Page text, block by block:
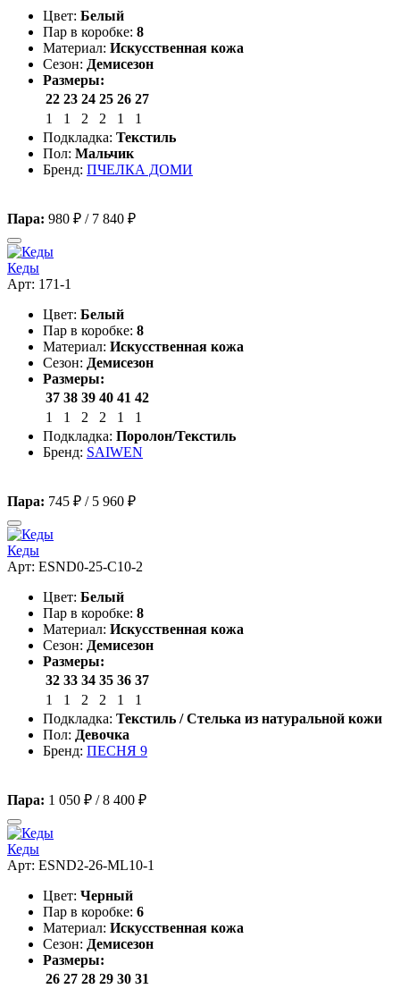
Цвет: Белый
Пар в коробке: 8
Материал: Искусственная кожа
Сезон: Демисезон
Размеры:
22 23 24 25 26 27
1
1 2 2 1
1
Подкладка: Текстиль
Пол: Мальчик
Бренд: ПЧЕЛКА ДОМИ
Пара: 980 ₽ / 7 840 ₽
Кеды
Арт: 171-1
Цвет: Белый
Пар в коробке: 8
Материал: Искусственная кожа
Сезон: Демисезон
Размеры:
37 38 39 40 41 42
1
1 2 2 1
1
Подкладка: Поролон/Текстиль
Бренд: SAIWEN
Пара: 745 ₽ / 5 960 ₽
Кеды
Арт: ESND0-25-C10-2
Цвет: Белый
Пар в коробке: 8
Материал: Искусственная кожа
Сезон: Демисезон
Размеры:
32 33 34 35 36 37
1
1 2 2 1
1
Подкладка: Текстиль / Стелька из натуральной кожи
Пол: Девочка
Бренд: ПЕСНЯ 9
Пара: 1 050 ₽ /8 400 ₽
Кеды
Арт: ESND2-26-ML10-1
Цвет: Черный
Пар в коробке: 6
Материал: Искусственная кожа
Сезон: Демисезон
Размеры:
26 27 28 29 30 31